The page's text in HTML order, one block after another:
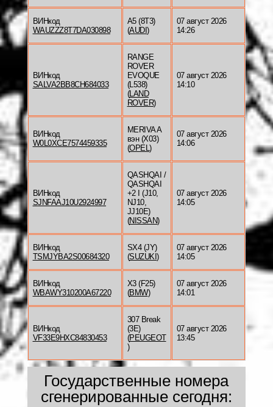
ВИНкод
WAUZZZ8T7DA030898
A5 (8T3)
(AUDI )
07 август 2026
14:26
ВИНкод
SALVA2BB8CH684033
RANGE
ROVER
EVOQUE
(L538)
(LAND
ROVER)
07 август 2026
14:10
ВИНкод
W0L0XCE7574459335
MERIVA A
вэн (X03)
(OPEL)
07 август 2026
14:06
ВИНкод
SJNFAAJ10U2924997
QASHQAI /
QASHQAI
+2 I (J10,
NJ10,
JJ10E)
(NISSAN)
07 август 2026
14:05
ВИНкод
TSMJYBA2S00684320
SX4 (JY)
(SUZUKI )
07 август 2026
14:05
ВИНкод
WBAWY310200A67220
X3 (F25)
(BMW)
07 август 2026
14:01
ВИНкод
VF33E9HXC84830453
307 Break
(3E)
(PEUGEOT
)
07 август 2026
13:45
Государственные номера
сгенерированные сегодня: